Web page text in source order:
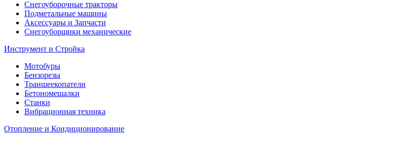
Снегоуборочные тракторы
Подметальные машины
Аксессуары и Запчасти
Снегоуборщики механические
Инструмент и Стройка
Мотобуры
Бензорезы
Траншеекопатели
Бетономешалки
Станки
Вибрационная техника
Отопление и Кондиционирование